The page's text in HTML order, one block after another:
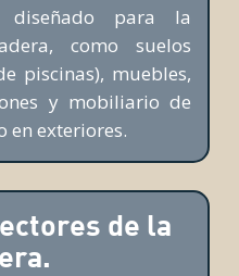
para la
como suelos
piscinas), muebles,
y mobiliario de
en exteriores.
de la